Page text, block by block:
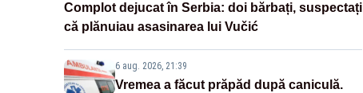
Complot dejucat în Serbia: doi bărbați, suspectați
că plănuiau asasinarea lui Vučić
6 aug. 2026, 21:39
Vremea a făcut prăpăd după caniculă.